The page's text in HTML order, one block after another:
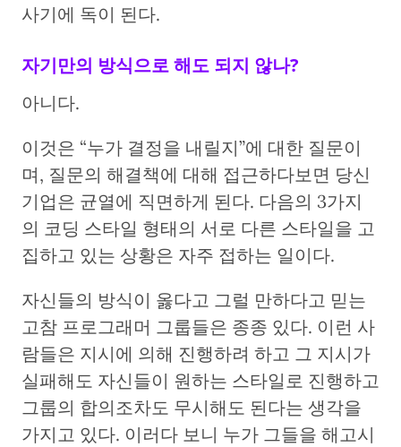
사기에 독이 된다.
자기만의 방식으로 해도 되지 않나?
아니다.
이것은 “누가 결정을 내릴지”에 대한 질문이
며, 질문의 해결책에 대해 접근하다보면 당신
기업은 균열에 직면하게 된다. 다음의 3가지
의 코딩 스타일 형태의 서로 다른 스타일을 고
집하고 있는 상황은 자주 접하는 일이다.
자신들의 방식이 옳다고 그럴 만하다고 믿는
고참 프로그래머 그룹들은 종종 있다. 이런 사
람들은 지시에 의해 진행하려 하고 그 지시가
실패해도 자신들이 원하는 스타일로 진행하고
그룹의 합의조차도 무시해도 된다는 생각을
가지고 있다. 이러다 보니 누가 그들을 해고시